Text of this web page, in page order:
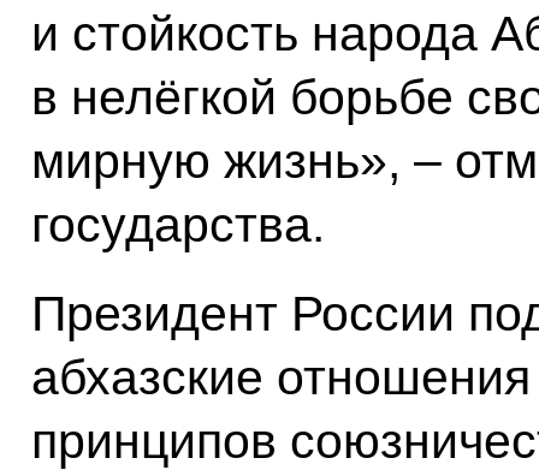
и стойкость народа
в нелёгкой борьбе
мирную жизнь», –
государства.
Президент России
абхазские
принципов